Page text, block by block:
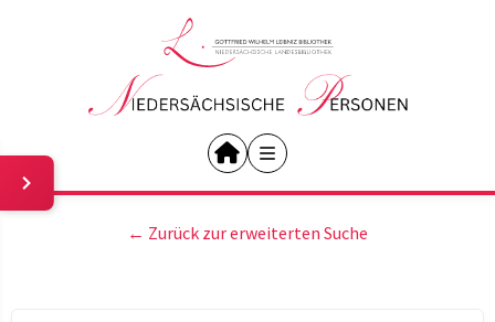
← Zurück zur erweiterten Suche